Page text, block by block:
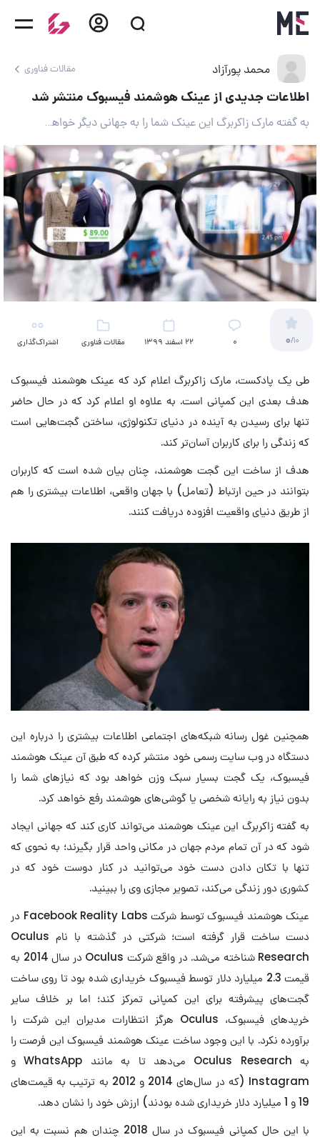
محمد پورآزاد مقالات فناوری
اطلاعات جدیدی از عینک هوشمند فیسبوک منتشر شد
به گفته مارک زاکربرگ این عینک شما را به جهانی دیگر خواهد فرستاد
0/10 ۰ 22 اسفند 1399 مقالات فناوری اشتراک‌گذاری
طی یک پادکست، مارک زاکربرگ اعلام کرد که عینک هوشمند فیسبوک
هدف بعدی این کمپانی است. به علاوه او اعلام کرد که در حال حاضر
تنها برای رسیدن به آینده در دنیای تکنولوژی، ساختن گجت‌هایی است
که زندگی را برای کاربران آسان‌تر کند.
هدف از ساخت این گجت هوشمند، چنان بیان شده است که کاربران
بتوانند در حین ارتباط (تعامل) با جهان واقعی، اطلاعات بیشتری را هم
از طریق دنیای واقعیت افزوده دریافت کنند.
همچنین غول رسانه شبکه‌های اجتماعی اطلاعات بیشتری را درباره این
دستگاه در وب سایت رسمی خود منتشر کرده که طبق آن عینک هوشمند
فیسبوک، یک گجت بسیار سبک وزن خواهد بود که نیازهای شما را
بدون نیاز به رایانه شخصی یا گوشی‌های هوشمند رفع خواهد کرد.
به گفته زاکربرگ این عینک هوشمند می‌تواند کاری کند که جهانی ایجاد
شود که در آن تمام مردم جهان در مکانی واحد قرار بگیرند؛ به نحوی که
تنها با تکان دادن دست خود می‌توانید در کنار دوست خود که در
کشوری دور زندگی می‌کند، تصویر مجازی وی را ببینید.
عینک هوشمند فیسبوک توسط شرکت Facebook Reality Labs در
دست ساخت قرار گرفته است؛ شرکتی در گذشته با نام Oculus
Research شناخته می‌شد. در واقع شرکت Oculus در سال 2014 به
قیمت 2.3 میلیارد دلار توسط فیسبوک خریداری شده بود تا روی ساخت
گجت‌های پیشرفته برای این کمپانی تمرکز کند؛ اما بر خلاف سایر
خرید‌های فیسبوک، Oculus هرگز انتظارات مدیران این شرکت را
برآورده نکرد. با این وجود ساخت عینک هوشمند فیسبوک این فرصت را
به Oculus Research می‌دهد تا به مانند WhatsApp و
Instagram (که در سال‌های 2014 و 2012 به ترتیب به قیمت‌های
19 و 1 میلیارد دلار خریداری شده بودند) ارزش خود را نشان دهد.
با این حال کمپانی فیسبوک در سال 2018 چندان هم نسبت به این